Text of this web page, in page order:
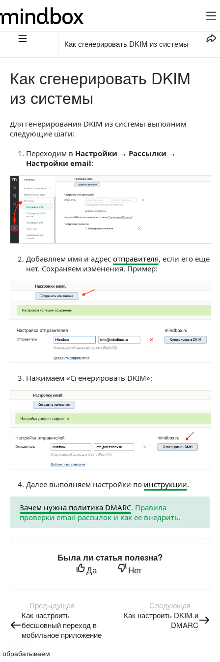
Как сгенерировать DKIM из системы
Как сгенерировать DKIM
из системы
Для генерирования DKIM из системы выполним
следующие шаги:
Переходим в Настройки → Рассылки →
Настройки email:
Добавляем имя и адрес отправителя, если его еще
нет. Сохраняем изменения. Пример:
Нажимаем «Сгенерировать DKIM»:
Далее выполняем настройки по инструкции.
Зачем нужна политика DMARC. Правила
проверки email-рассылок и как ее внедрить.
Была ли статья полезна?
Да Нет
Предыдущая
Как настроить
бесшовный переход в
мобильное приложение
Следующая
Как настроить DKIM и
DMARC